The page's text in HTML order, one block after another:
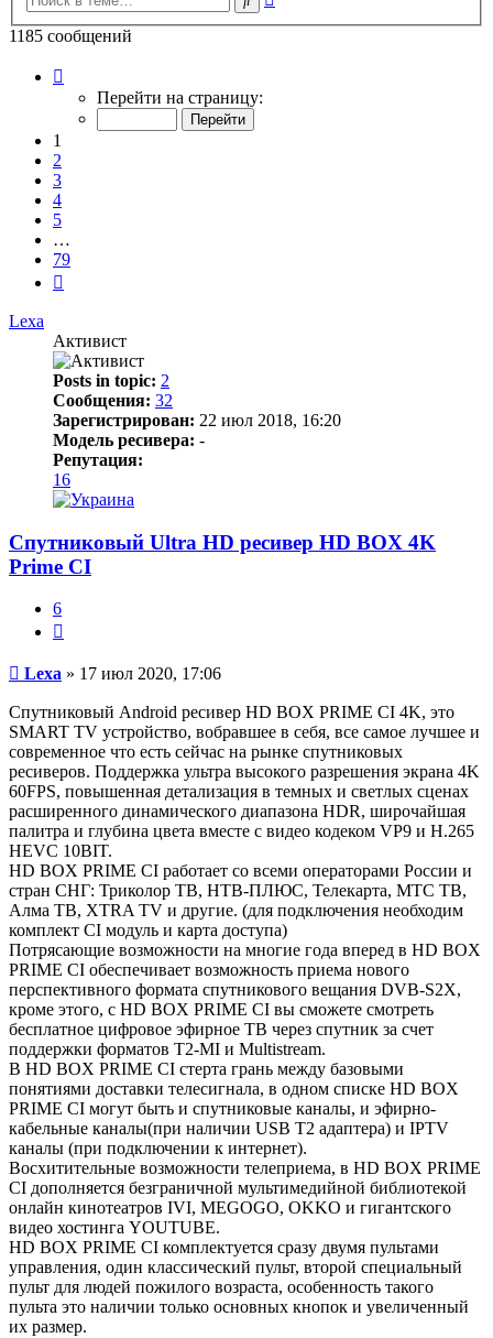
1185 сообщений
Перейти на страницу:
1
2
3
4
5
…
79
Lexa
Активист
Posts in topic: 2
Сообщения: 32
Зарегистрирован: 22 июл 2018, 16:20
Модель ресивера: -
Репутация:
16
Спутниковый Ultra HD ресивер HD BOX 4K
Prime CI
6
Сообщение
Lexa » 17 июл 2020, 17:06
Спутниковый Android ресивер HD BOX PRIME CI 4K, это
SMART TV устройство, вобравшее в себя, все самое лучшее и
современное что есть сейчас на рынке спутниковых
ресиверов. Поддержка ультра высокого разрешения экрана 4K
60FPS, повышенная детализация в темных и светлых сценах
расширенного динамического диапазона HDR, широчайшая
палитра и глубина цвета вместе с видео кодеком VP9 и H.265
HEVC 10BIT.
HD BOX PRIME CI работает со всеми операторами России и
стран СНГ: Триколор ТВ, НТВ-ПЛЮС, Телекарта, МТС ТВ,
Алма ТВ, XTRA TV и другие. (для подключения необходим
комплект CI модуль и карта доступа)
Потрясающие возможности на многие года вперед в HD BOX
PRIME CI обеспечивает возможность приема нового
перспективного формата спутникового вещания DVB-S2X,
кроме этого, с HD BOX PRIME CI вы сможете смотреть
бесплатное цифровое эфирное ТВ через спутник за счет
поддержки форматов T2-MI и Multistream.
В HD BOX PRIME CI стерта грань между базовыми
понятиями доставки телесигнала, в одном списке HD BOX
PRIME CI могут быть и спутниковые каналы, и эфирно-
кабельные каналы(при наличии USB T2 адаптера) и IPTV
каналы (при подключении к интернет).
Восхитительные возможности телеприема, в HD BOX PRIME
CI дополняется безграничной мультимедийной библиотекой
онлайн кинотеатров IVI, MEGOGO, OKKO и гигантского
видео хостинга YOUTUBE.
HD BOX PRIME CI комплектуется сразу двумя пультами
управления, один классический пульт, второй специальный
пульт для людей пожилого возраста, особенность такого
пульта это наличии только основных кнопок и увеличенный
их размер.